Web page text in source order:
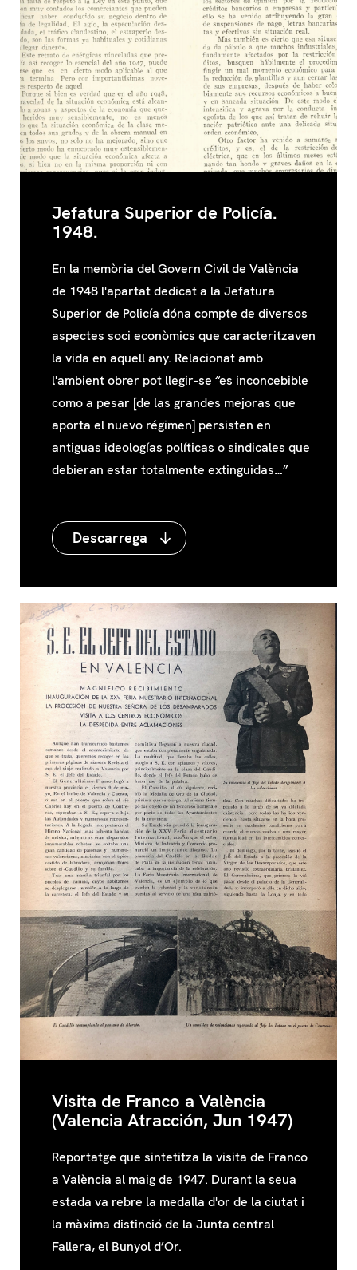
Jefatura Superior de Policía.
1948.
En la memòria del Govern Civil de València
de 1948 l'apartat dedicat a la Jefatura
Superior de Policía dóna compte de diversos
aspectes soci econòmics que caracteritzaven
la vida en aquell any. Relacionat amb
l'ambient obrer pot llegir-se “es inconcebible
como a pesar [de las grandes mejoras que
aporta el nuevo régimen] persisten en
antiguas ideologías políticas o sindicales que
debieran estar totalmente extinguidas…”
Descarrega
Visita de Franco a València
(Valencia Atracción, Jun 1947)
Reportatge que sintetitza la visita de Franco
a València al maig de 1947. Durant la seua
estada va rebre la medalla d'or de la ciutat i
la màxima distinció de la Junta central
Fallera, el Bunyol d’Or.